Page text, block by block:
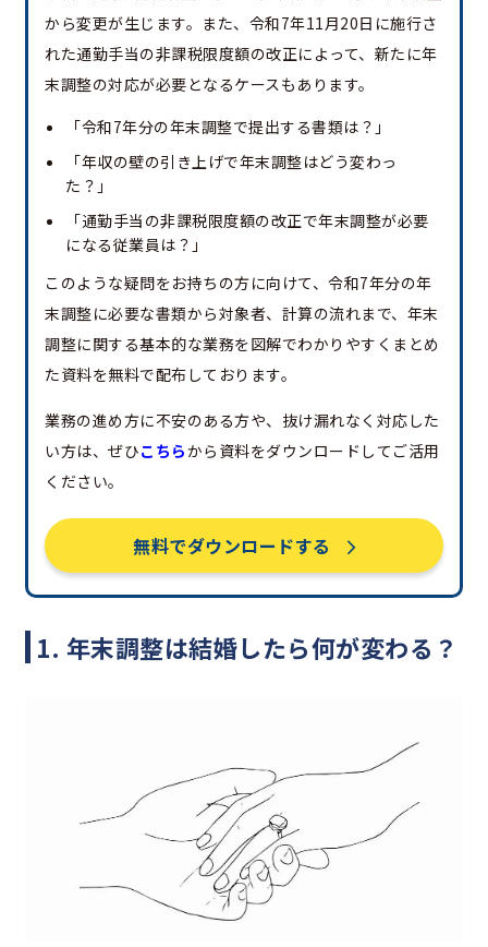
から変更が生じます。また、令和7年11月20日に施行さ
れた通勤手当の非課税限度額の改正によって、新たに年
末調整の対応が必要となるケースもあります。
「令和7年分の年末調整で提出する書類は？」
「年収の壁の引き上げで年末調整はどう変わっ
た？」
「通勤手当の非課税限度額の改正で年末調整が必要
になる従業員は？」
このような疑問をお持ちの方に向けて、令和7年分の年
末調整に必要な書類から対象者、計算の流れまで、年末
調整に関する基本的な業務を図解でわかりやすくまとめ
た資料を無料で配布しております。
業務の進め方に不安のある方や、抜け漏れなく対応した
い方は、ぜひこちらから資料をダウンロードしてご活用
ください。
無料でダウンロードする
1. 年末調整は結婚したら何が変わる？